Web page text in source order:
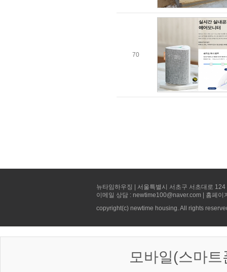
70
뉴타임하우징 | 서울특별시 서초구 서초대로
이메일 상담 : newtime100@naver.com | 홈페
copyright(c) newtime housing. All rights
모바일(스마